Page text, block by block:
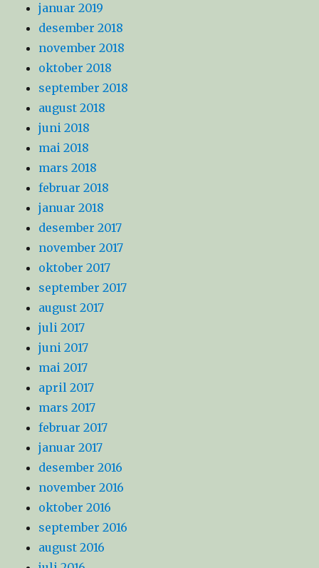
januar 2019
desember 2018
november 2018
oktober 2018
september 2018
august 2018
juni 2018
mai 2018
mars 2018
februar 2018
januar 2018
desember 2017
november 2017
oktober 2017
september 2017
august 2017
juli 2017
juni 2017
mai 2017
april 2017
mars 2017
februar 2017
januar 2017
desember 2016
november 2016
oktober 2016
september 2016
august 2016